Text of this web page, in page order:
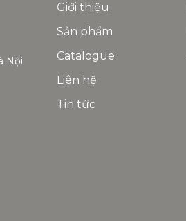
Nội
Giới thiệu
Sản phẩm
Catalogue
Liên hệ
Tin tức